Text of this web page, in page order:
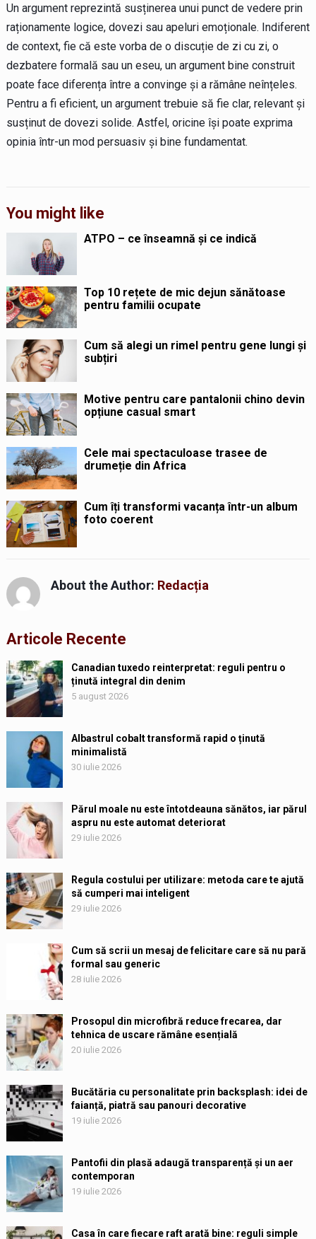
Un argument reprezintă susținerea unui punct de vedere prin
raționamente logice, dovezi sau apeluri emoționale. Indiferent
de context, fie că este vorba de o discuție de zi cu zi, o
dezbatere formală sau un eseu, un argument bine construit
poate face diferența între a convinge și a rămâne neînțeles.
Pentru a fi eficient, un argument trebuie să fie clar, relevant și
susținut de dovezi solide. Astfel, oricine își poate exprima
opinia într-un mod persuasiv și bine fundamentat.
You might like
ATPO – ce înseamnă și ce indică
Top 10 rețete de mic dejun sănătoase
pentru familii ocupate
Cum să alegi un rimel pentru gene lungi și
subțiri
Motive pentru care pantalonii chino devin
opțiune casual smart
Cele mai spectaculoase trasee de
drumeție din Africa
Cum îți transformi vacanța într-un album
foto coerent
About the Author: Redacția
Articole Recente
Canadian tuxedo reinterpretat: reguli pentru o
ținută integral din denim
5 august 2026
Albastrul cobalt transformă rapid o ținută
minimalistă
30 iulie 2026
Părul moale nu este întotdeauna sănătos, iar părul
aspru nu este automat deteriorat
29 iulie 2026
Regula costului per utilizare: metoda care te ajută
să cumperi mai inteligent
29 iulie 2026
Cum să scrii un mesaj de felicitare care să nu pară
formal sau generic
28 iulie 2026
Prosopul din microfibră reduce frecarea, dar
tehnica de uscare rămâne esențială
20 iulie 2026
Bucătăria cu personalitate prin backsplash: idei de
faianță, piatră sau panouri decorative
19 iulie 2026
Pantofii din plasă adaugă transparență și un aer
contemporan
19 iulie 2026
Casa în care fiecare raft arată bine: reguli simple